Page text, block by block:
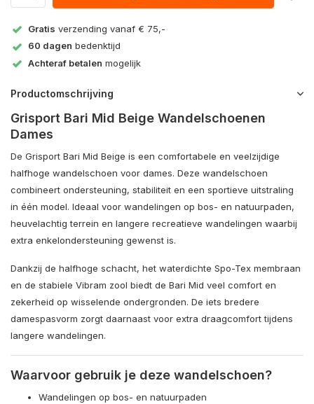
Gratis verzending vanaf € 75,-
60 dagen bedenktijd
Achteraf betalen mogelijk
Productomschrijving
Grisport Bari Mid Beige Wandelschoenen
Dames
De Grisport Bari Mid Beige is een comfortabele en veelzijdige
halfhoge wandelschoen voor dames. Deze wandelschoen
combineert ondersteuning, stabiliteit en een sportieve uitstraling
in één model. Ideaal voor wandelingen op bos- en natuurpaden,
heuvelachtig terrein en langere recreatieve wandelingen waarbij
extra enkelondersteuning gewenst is.
Dankzij de halfhoge schacht, het waterdichte Spo-Tex membraan
en de stabiele Vibram zool biedt de Bari Mid veel comfort en
zekerheid op wisselende ondergronden. De iets bredere
damespasvorm zorgt daarnaast voor extra draagcomfort tijdens
langere wandelingen.
Waarvoor gebruik je deze wandelschoen?
Wandelingen op bos- en natuurpaden